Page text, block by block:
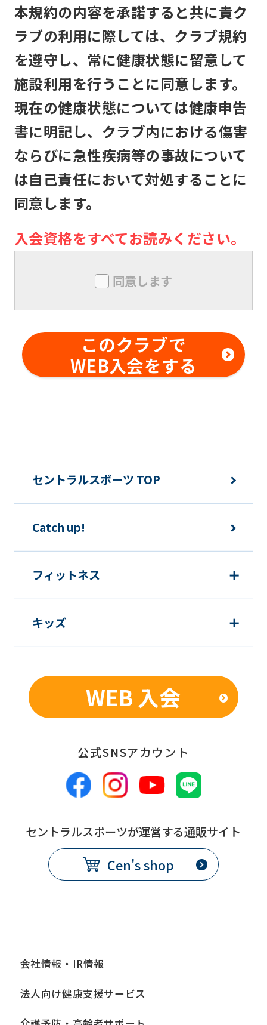
メンバーの利用及び事故
メンバーは、自己の責任と危険負担に
おいて、他のメンバーと協調して、本
クラブの施設を利用するものとしま
す。
本クラブは、メンバーが本クラブの施
設利用中に生じた盗難、怪我その他の
事故について、本クラブの責に帰すべ
き事由がない限り、責任は負いませ
トラブルについても同様とします。
メンバーは、本クラブにおいて、技量
ブの事前の書面による承諾なしに、対
価を得て他の利用者に対する指導行為
を行ってはならないものとします。メ
メンバーは、住所または連絡先等に変更
各種届出制度について
提
限
効
翌月1日から
別途、休会費をクラブで定め
る
出
各月10日
日
翌月1日から
考
別途、手数料が必要
本規約の内容を承諾すると共に貴ク
ラブの利用に際しては、クラブ規約
を遵守し、常に健康状態に留意して
施設利用を行うことに同意します。
現在の健康状態については健康申告
書に明記し、クラブ内における傷害
ならびに急性疾病等の事故について
は自己責任において対処することに
同意します。
入会資格をすべてお読みください。
同意します
このクラブで
WEB入会をする
セントラルスポーツ TOP
Catch up!
フィットネス
キッズ
WEB 入会
公式SNSアカウント
セントラルスポーツが運営する通販サイト
Cen's shop
会社情報・IR情報
法人向け健康支援サービス